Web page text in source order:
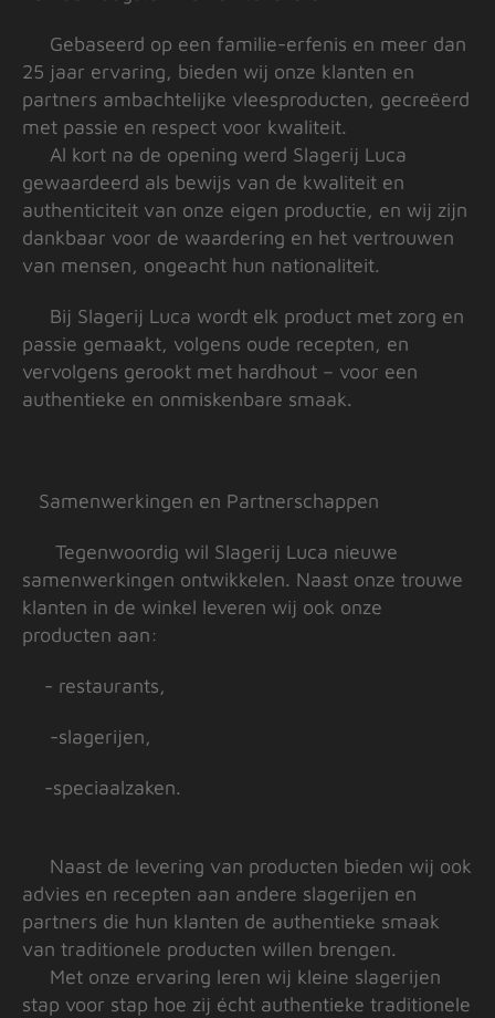
Gebaseerd op een familie-erfenis en meer dan
25 jaar ervaring, bieden wij onze klanten en
partners ambachtelijke vleesproducten, gecreëerd
met passie en respect voor kwaliteit.
Al kort na de opening werd Slagerij Luca
gewaardeerd als bewijs van de kwaliteit en
authenticiteit van onze eigen productie, en wij zijn
dankbaar voor de waardering en het vertrouwen
van mensen, ongeacht hun nationaliteit.
Bij Slagerij Luca wordt elk product met zorg en
passie gemaakt, volgens oude recepten, en
vervolgens gerookt met hardhout – voor een
authentieke en onmiskenbare smaak.
Samenwerkingen en Partnerschappen
Tegenwoordig wil Slagerij Luca nieuwe
samenwerkingen ontwikkelen. Naast onze trouwe
klanten in de winkel leveren wij ook onze
producten aan:
- restaurants,
-slagerijen,
-speciaalzaken.
Naast de levering van producten bieden wij ook
advies en recepten aan andere slagerijen en
partners die hun klanten de authentieke smaak
van traditionele producten willen brengen.
Met onze ervaring leren wij kleine slagerijen
stap voor stap hoe zij écht authentieke traditionele